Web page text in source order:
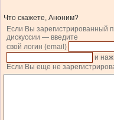
Что скажете, Аноним?
Если Вы зарегистрированный
дискуссии — введите
свой логин (email)
и
Если Вы еще не